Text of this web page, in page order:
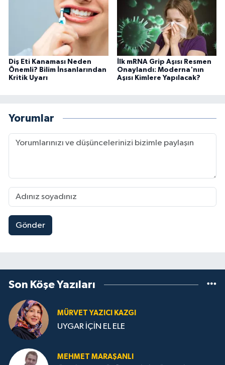
Diş Eti Kanaması Neden
Önemli? Bilim İnsanlarından
Kritik Uyarı
İlk mRNA Grip Aşısı Resmen
Onaylandı: Moderna'nın
Aşısı Kimlere Yapılacak?
Yorumlar
Gönder
Son Köşe Yazıları
MÜRVET YAZICI KAZGI
UYGAR İÇİN EL ELE
MEHMET MARAŞANLI